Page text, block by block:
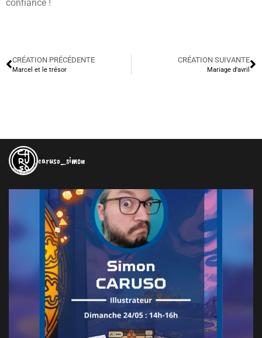
confiance !
CRÉATION PRÉCÉDENTE
Marcel et le trésor
CRÉATION SUIVANTE
Mariage d’avril
caruso_simon